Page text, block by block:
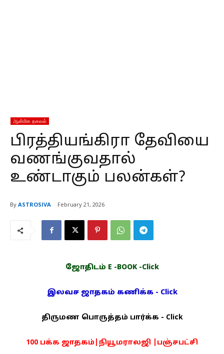
ஆன்மிக தகவல்
பிரத்தியங்கிரா தேவியை
வணங்குவதால்
உண்டாகும் பலன்கள்?
By ASTROSIVA February 21, 2026
ஜோதிடம் E -BOOK -Click
இலவச ஜாதகம் கணிக்க - Click
திருமண பொருத்தம் பார்க்க - Click
100 பக்க ஜாதகம்|நியூமராலஜி |பஞ்சபட்சி